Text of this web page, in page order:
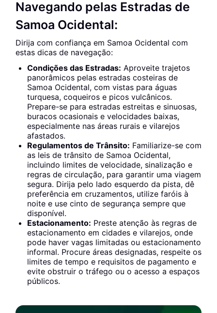
Navegando pelas Estradas de
Samoa Ocidental:
Dirija com confiança em Samoa Ocidental com
estas dicas de navegação:
Condições das Estradas: Aproveite trajetos
panorâmicos pelas estradas costeiras de
Samoa Ocidental, com vistas para águas
turquesa, coqueiros e picos vulcânicos.
Prepare-se para estradas estreitas e sinuosas,
buracos ocasionais e velocidades baixas,
especialmente nas áreas rurais e vilarejos
afastados.
Regulamentos de Trânsito: Familiarize-se com
as leis de trânsito de Samoa Ocidental,
incluindo limites de velocidade, sinalização e
regras de circulação, para garantir uma viagem
segura. Dirija pelo lado esquerdo da pista, dê
preferência em cruzamentos, utilize faróis à
noite e use cinto de segurança sempre que
disponível.
Estacionamento: Preste atenção às regras de
estacionamento em cidades e vilarejos, onde
pode haver vagas limitadas ou estacionamento
informal. Procure áreas designadas, respeite os
limites de tempo e requisitos de pagamento e
evite obstruir o tráfego ou o acesso a espaços
públicos.